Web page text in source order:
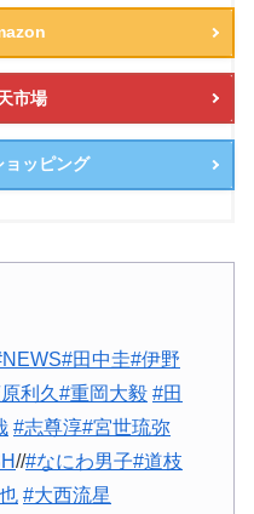
市場
ッピング
#田中圭#伊野
利久 #重岡大毅 #田
#志尊淳#宮世琉弥
//#なにわ男子#道枝
#大西流星